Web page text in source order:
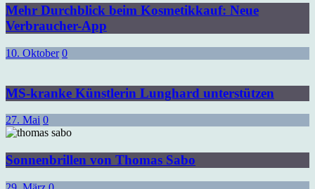
Mehr Durchblick beim Kosmetikkauf: Neue
Verbraucher-App
10. Oktober 0
MS-kranke Künstlerin Lunghard unterstützen
27. Mai 0
Sonnenbrillen von Thomas Sabo